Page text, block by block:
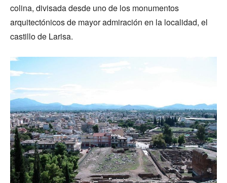
colina, divisada desde uno de los monumentos
arquitectónicos de mayor admiración en la localidad, el
castillo de Larisa.